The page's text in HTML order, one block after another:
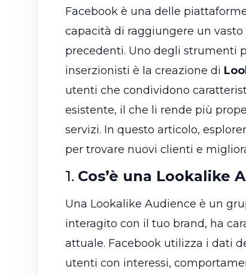
Facebook è una delle
capacità di raggiungere un
precedenti. Uno degli strumenti
inserzionisti è la creazione di
utenti che condividono
esistente, il che li rende più
servizi. In questo articolo,
per trovare nuovi clienti e
1. Cos’è una Lookalike
Una Lookalike Audience è un
interagito con il tuo brand, ha
attuale. Facebook utilizza i dati
utenti con interessi,